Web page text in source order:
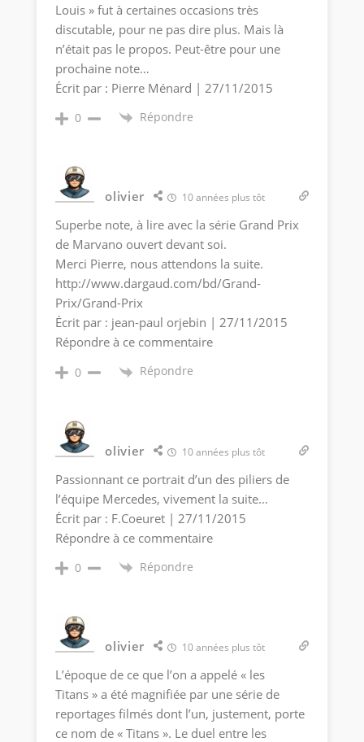
Louis » fut à certaines occasions très
discutable, pour ne pas dire plus. Mais là
n’était pas le propos. Peut-être pour une
prochaine note…
Écrit par : Pierre Ménard | 27/11/2015
0 Répondre
olivier 10 années plus tôt
Superbe note, à lire avec la série Grand Prix
de Marvano ouvert devant soi.
Merci Pierre, nous attendons la suite.
http://www.dargaud.com/bd/Grand-
Prix/Grand-Prix
Écrit par : jean-paul orjebin | 27/11/2015
Répondre à ce commentaire
0 Répondre
olivier 10 années plus tôt
Passionnant ce portrait d’un des piliers de
l’équipe Mercedes, vivement la suite…
Écrit par : F.Coeuret | 27/11/2015
Répondre à ce commentaire
0 Répondre
olivier 10 années plus tôt
L’époque de ce que l’on a appelé « les
Titans » a été magnifiée par une série de
reportages filmés dont l’un, justement, porte
ce nom de « Titans ». Le duel entre les